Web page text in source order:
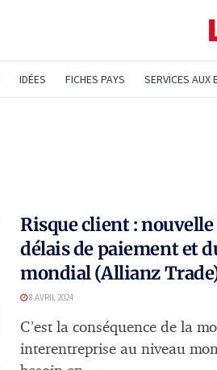
IDÉES FICHES PAYS SERVICES AUX
Risque client : nouvelle
délais de paiement et
mondial (Allianz
8 AVRIL 2024
C’est la conséquence de la
interentreprise au niveau